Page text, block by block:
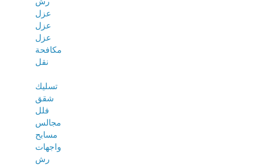
عزل
عزل
عزل
مكافحة
نقل
تسليك
شقق
فلل
مجالس
مسابح
واجهات
رش